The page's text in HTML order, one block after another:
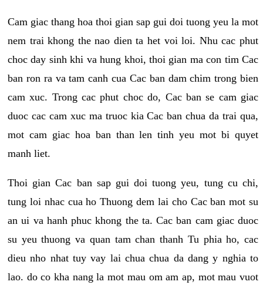
Cam giac thang hoa thoi gian sap gui doi tuong yeu la mot
nem trai khong the nao dien ta het voi loi. Nhu cac phut
choc day sinh khi va hung khoi, thoi gian ma con tim Cac
ban ron ra va tam canh cua Cac ban dam chim trong bien
cam xuc. Trong cac phut choc do, Cac ban se cam giac
duoc cac cam xuc ma truoc kia Cac ban chua da trai qua,
mot cam giac hoa ban than len tinh yeu mot bi quyet
manh liet.
Thoi gian Cac ban sap gui doi tuong yeu, tung cu chi,
tung loi nhac cua ho Thuong dem lai cho Cac ban mot su
an ui va hanh phuc khong the ta. Cac ban cam giac duoc
su yeu thuong va quan tam chan thanh Tu phia ho, cac
dieu nho nhat tuy vay lai chua chua da dang y nghia to
lao. do co kha nang la mot mau om am ap, mot mau vuot